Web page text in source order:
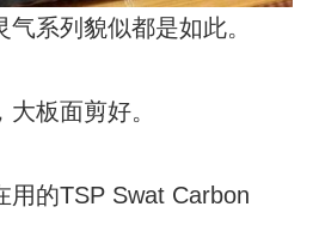
系列貌似都是如此。
板面剪好。
用的TSP Swat Carbon